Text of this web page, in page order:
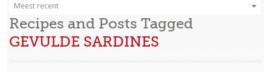
Meest recent
Recipes and Posts Tagged
GEVULDE SARDINES